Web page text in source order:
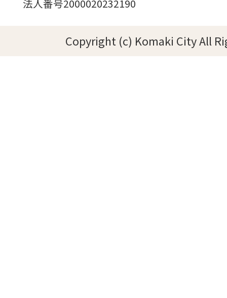
法人番号2000020232190
Copyright (c) Komaki City All